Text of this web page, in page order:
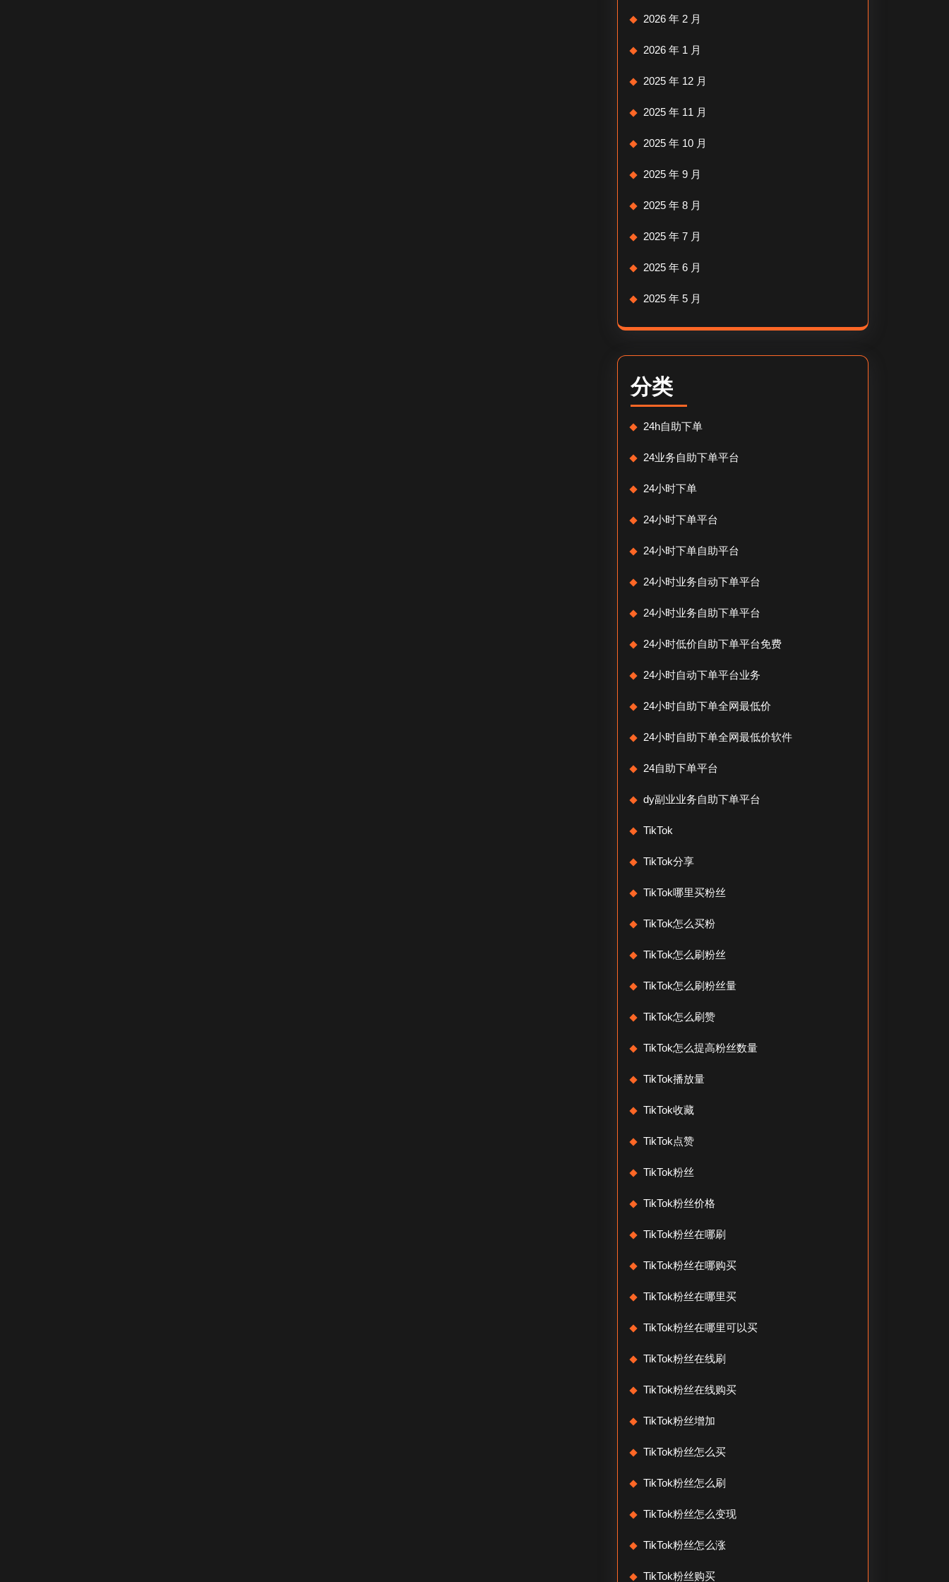
2026 年 2 月
2026 年 1 月
2025 年 12 月
2025 年 11 月
2025 年 10 月
2025 年 9 月
2025 年 8 月
2025 年 7 月
2025 年 6 月
2025 年 5 月
分类
24h自助下单
24业务自助下单平台
24小时下单
24小时下单平台
24小时下单自助平台
24小时业务自动下单平台
24小时业务自助下单平台
24小时低价自助下单平台免费
24小时自动下单平台业务
24小时自助下单全网最低价
24小时自助下单全网最低价软件
24自助下单平台
dy副业业务自助下单平台
TikTok
TikTok分享
TikTok哪里买粉丝
TikTok怎么买粉
TikTok怎么刷粉丝
TikTok怎么刷粉丝量
TikTok怎么刷赞
TikTok怎么提高粉丝数量
TikTok播放量
TikTok收藏
TikTok点赞
TikTok粉丝
TikTok粉丝价格
TikTok粉丝在哪刷
TikTok粉丝在哪购买
TikTok粉丝在哪里买
TikTok粉丝在哪里可以买
TikTok粉丝在线刷
TikTok粉丝在线购买
TikTok粉丝增加
TikTok粉丝怎么买
TikTok粉丝怎么刷
TikTok粉丝怎么变现
TikTok粉丝怎么涨
TikTok粉丝购买